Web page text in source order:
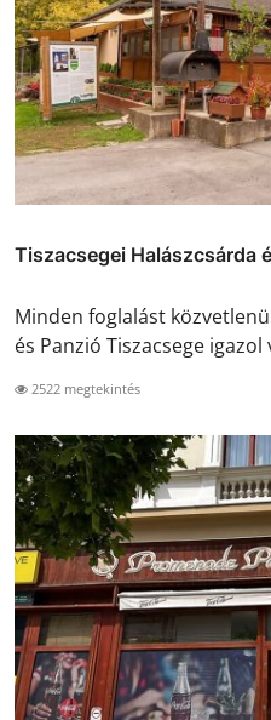
Tiszacsegei Halászcsárda
Minden foglalást
és Panzió Tiszacsege igazol
2522 megtekintés